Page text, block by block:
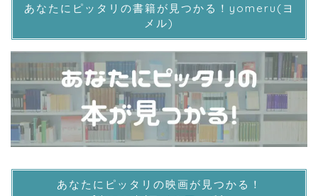
あなたにピッタリの書籍が見つかる！yomeru(ヨ
メル)
あなたにピッタリの映画が見つかる！